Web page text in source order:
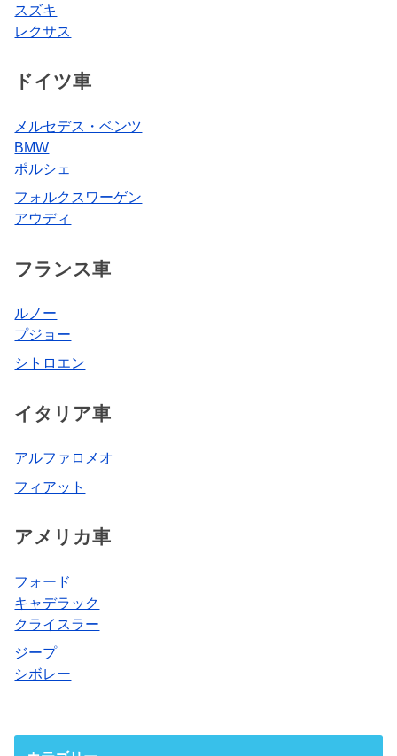
スズキ
レクサス
ドイツ車
メルセデス・ベンツ
BMW
ポルシェ
フォルクスワーゲン
アウディ
フランス車
ルノー
プジョー
シトロエン
イタリア車
アルファロメオ
フィアット
アメリカ車
フォード
キャデラック
クライスラー
ジープ
シボレー